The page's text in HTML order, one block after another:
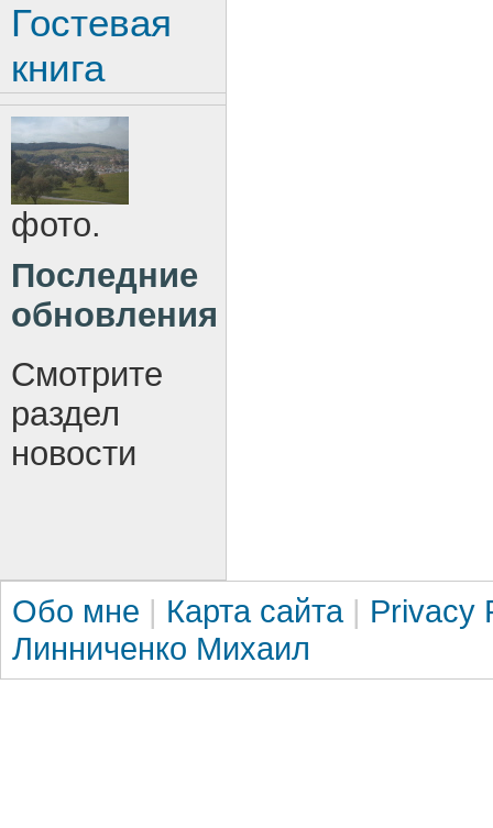
Гостевая
книга
фото.
Последние
обновления
Смотрите
раздел
новости
Обо мне | Карта сайта | Privacy
Линниченко Михаил